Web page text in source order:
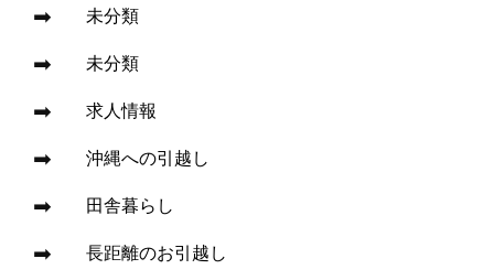
未分類
未分類
求人情報
沖縄への引越し
田舎暮らし
長距離のお引越し